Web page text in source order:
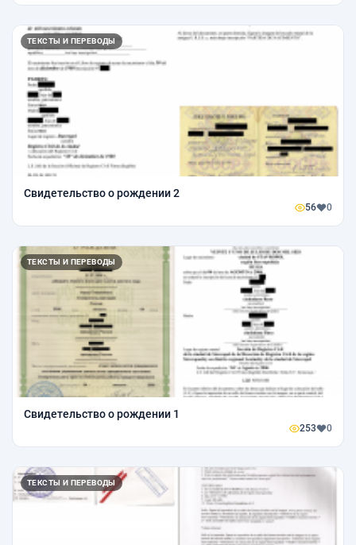
ТЕКСТЫ И ПЕРЕВОДЫ
Свидетельство о рождении 2
56 0
ТЕКСТЫ И ПЕРЕВОДЫ
Свидетельство о рождении 1
253 0
ТЕКСТЫ И ПЕРЕВОДЫ